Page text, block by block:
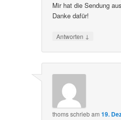
Mir hat die Sendung
Danke dafür!
Antworten ↓
thomsschriebam19.